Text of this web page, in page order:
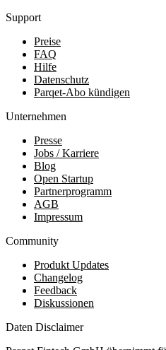
Support
Preise
FAQ
Hilfe
Datenschutz
Parqet-Abo kündigen
Unternehmen
Presse
Jobs / Karriere
Blog
Open Startup
Partnerprogramm
AGB
Impressum
Community
Produkt Updates
Changelog
Feedback
Diskussionen
Daten Disclaimer